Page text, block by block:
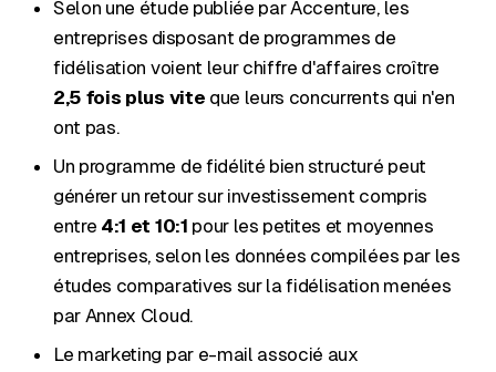
Selon une étude publiée par Accenture, les
entreprises disposant de programmes de
fidélisation voient leur chiffre d'affaires croître
2,5 fois plus vite que leurs concurrents qui n'en
ont pas.
Un programme de fidélité bien structuré peut
générer un retour sur investissement compris
entre 4:1 et 10:1 pour les petites et moyennes
entreprises, selon les données compilées par les
études comparatives sur la fidélisation menées
par Annex Cloud.
Le marketing par e-mail associé aux